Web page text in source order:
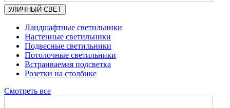
УЛИЧНЫЙ СВЕТ
Ландшафтные светильники
Настенные светильники
Подвесные светильники
Потолочные светильники
Встраиваемая подсветка
Розетки на столбике
Смотреть все